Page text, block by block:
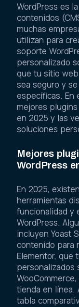
WordPress es
contenidos
muchas
utilizan para
soporte
personalizado
que tu sitio
sea seguro y
específicas. En
mejores
en 2025 y las
soluciones
Mejores
WordPress
En 2025,
herramientas
funcionalidad y
WordPress.
incluyen Yoast
contenido para
Elementor, que
personalizados
tienda en línea.
tabla